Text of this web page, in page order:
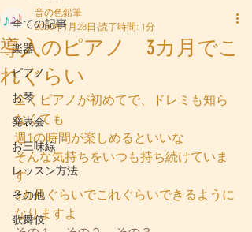
全ての記事
楽器
ピアノ
お琴
発表会
お三味線
レッスン方法
その他
歌舞伎
導入のピアノ 3カ月でこ
れぐらい
音の色鉛筆
2020年1月28日 読了時間: 1分
全くピアノが初めてで、ドレミも知ら
なくても
週1の時間が楽しめるといいな
そんな気持ちをいつも持ち続けていま
す
3カ月ぐらいでこれぐらいできるように
なりますよ